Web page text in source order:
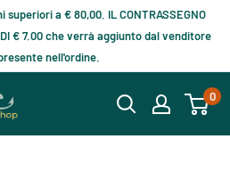
a € 80,00. IL CONTRASSEGNO
DI € 7.00 che verrà aggiunto dal venditore
nell'ordine.
0